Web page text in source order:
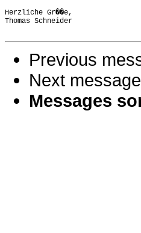
Herzliche Gr��e,
Thomas Schneider
Previous
Next
Messages